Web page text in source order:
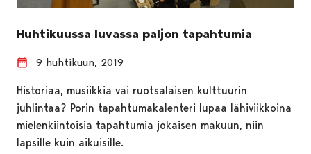
Huhtikuussa luvassa paljon tapahtumia
9 huhtikuun, 2019
Historiaa, musiikkia vai ruotsalaisen kulttuurin
juhlintaa? Porin tapahtumakalenteri lupaa lähiviikkoina
mielenkiintoisia tapahtumia jokaisen makuun, niin
lapsille kuin aikuisille.